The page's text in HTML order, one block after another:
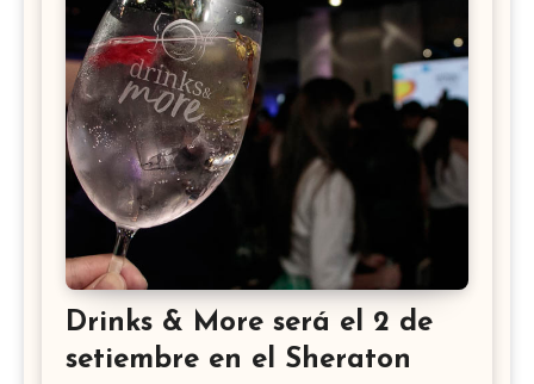
Drinks & More será el 2 de
setiembre en el Sheraton